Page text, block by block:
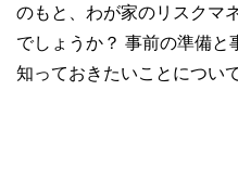
のもと、わが家のリスクマ
でしょうか？ 事前の準備と
知っておきたいことについ